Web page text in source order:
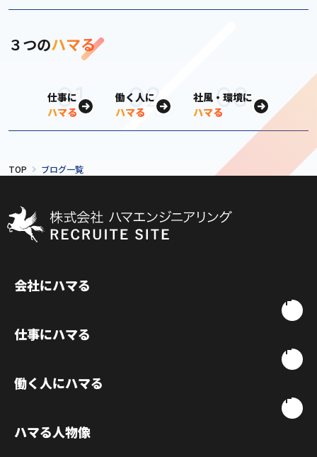
３つのハマる
仕事に
ハマる
働く人に
ハマる
社風・環境に
ハマる
TOP ブログ一覧
会社にハマる
仕事にハマる
働く人にハマる
ハマる人物像